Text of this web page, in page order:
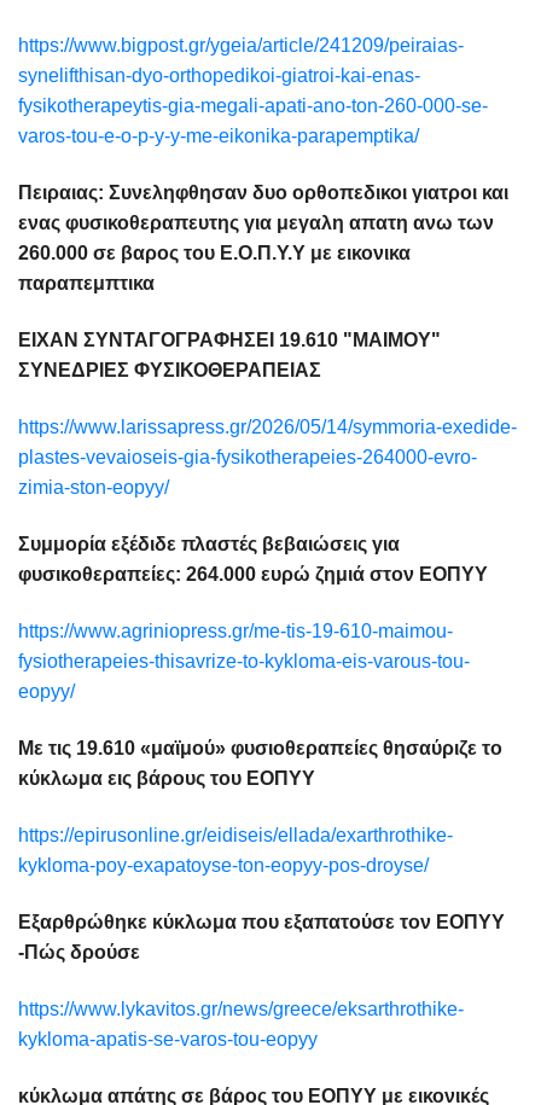
https://www.bigpost.gr/ygeia/article/241209/peiraias-
synelifthisan-dyo-orthopedikoi-giatroi-kai-enas-
fysikotherapeytis-gia-megali-apati-ano-ton-260-000-se-
varos-tou-e-o-p-y-y-me-eikonika-parapemptika/
Πειραιας: Συνεληφθησαν δυο ορθοπεδικοι γιατροι και
ενας φυσικοθεραπευτης για μεγαλη απατη ανω των
260.000 σε βαρος του Ε.Ο.Π.Υ.Υ με εικονικα
παραπεμπτικα
ΕΙΧΑΝ ΣΥΝΤΑΓΟΓΡΑΦΗΣΕΙ 19.610 "ΜΑΙΜΟΥ"
ΣΥΝΕΔΡΙΕΣ ΦΥΣΙΚΟΘΕΡΑΠΕΙΑΣ
https://www.larissapress.gr/2026/05/14/symmoria-exedide-
plastes-vevaioseis-gia-fysikotherapeies-264000-evro-
zimia-ston-eopyy/
Συμμορία εξέδιδε πλαστές βεβαιώσεις για
φυσικοθεραπείες: 264.000 ευρώ ζημιά στον ΕΟΠΥΥ
https://www.agriniopress.gr/me-tis-19-610-maimou-
fysiotherapeies-thisavrize-to-kykloma-eis-varous-tou-
eopyy/
Με τις 19.610 «μαϊμού» φυσιοθεραπείες θησαύριζε το
κύκλωμα εις βάρους του ΕΟΠΥΥ
https://epirusonline.gr/eidiseis/ellada/exarthrothike-
kykloma-poy-exapatoyse-ton-eopyy-pos-droyse/
Εξαρθρώθηκε κύκλωμα που εξαπατούσε τον ΕΟΠΥΥ
-Πώς δρούσε
https://www.lykavitos.gr/news/greece/eksarthrothike-
kykloma-apatis-se-varos-tou-eopyy
κύκλωμα απάτης σε βάρος του ΕΟΠΥΥ με εικονικές